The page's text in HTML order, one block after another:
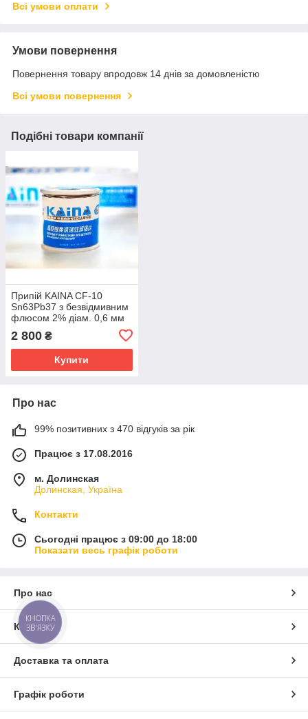
Всі умови оплати
Умови повернення
Повернення товару впродовж 14 днів за домовленістю
Всі умови повернення
Подібні товари компанії
Припій KAINA CF-10
Sn63Pb37 з безвідмивним
флюсом 2% діам. 0,6 мм
2 800 ₴
Купити
Про нас
99% позитивних з 470 відгуків за рік
Працює з 17.08.2016
м. Долинская
Долинская, Україна
Контакти
Сьогодні працює з 09:00 до 18:00
Показати весь графік роботи
Про нас
Контакти
Доставка та оплата
Графік роботи
КНОПКА
ЗВ'ЯЗКУ